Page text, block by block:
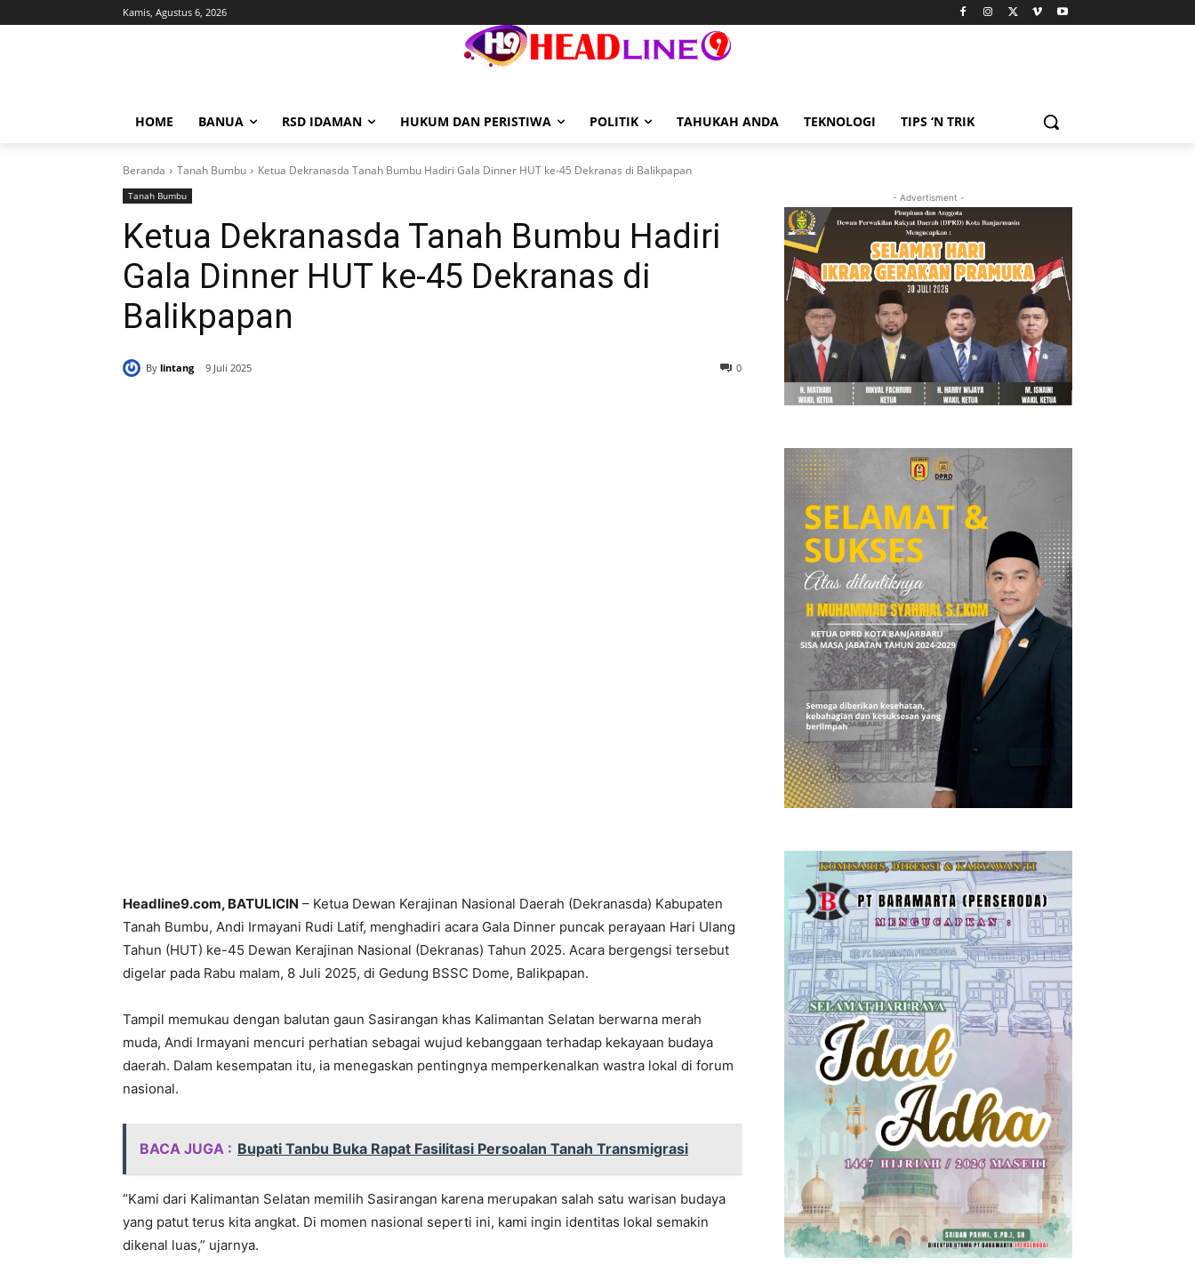
Kamis, Agustus 6, 2026
HOME BANUA RSD IDAMAN HUKUM DAN PERISTIWA POLITIK TAHUKAH ANDA TEKNOLOGI TIPS ‘N TRIK
Beranda Tanah Bumbu Ketua Dekranasda Tanah Bumbu Hadiri Gala Dinner HUT ke-45 Dekranas di Balikpapan
Tanah Bumbu
Ketua Dekranasda Tanah Bumbu Hadiri
Gala Dinner HUT ke-45 Dekranas di
Balikpapan
By lintang 9 Juli 2025 0
Headline9.com, BATULICIN – Ketua Dewan Kerajinan Nasional Daerah (Dekranasda) Kabupaten
Tanah Bumbu, Andi Irmayani Rudi Latif, menghadiri acara Gala Dinner puncak perayaan Hari Ulang
Tahun (HUT) ke-45 Dewan Kerajinan Nasional (Dekranas) Tahun 2025. Acara bergengsi tersebut
digelar pada Rabu malam, 8 Juli 2025, di Gedung BSSC Dome, Balikpapan.
Tampil memukau dengan balutan gaun Sasirangan khas Kalimantan Selatan berwarna merah
muda, Andi Irmayani mencuri perhatian sebagai wujud kebanggaan terhadap kekayaan budaya
daerah. Dalam kesempatan itu, ia menegaskan pentingnya memperkenalkan wastra lokal di forum
nasional.
BACA JUGA : Bupati Tanbu Buka Rapat Fasilitasi Persoalan Tanah Transmigrasi
“Kami dari Kalimantan Selatan memilih Sasirangan karena merupakan salah satu warisan budaya
yang patut terus kita angkat. Di momen nasional seperti ini, kami ingin identitas lokal semakin
dikenal luas,” ujarnya.
- Advertisment -